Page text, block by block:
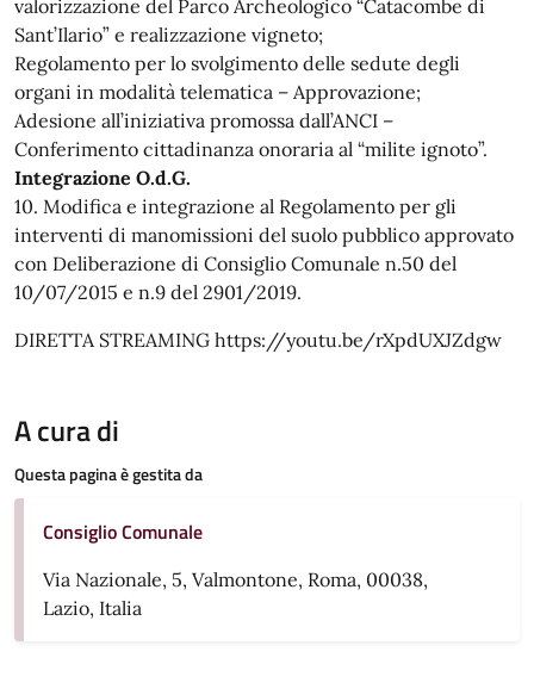
valorizzazione del Parco Archeologico “Catacombe di
Sant’Ilario” e realizzazione vigneto;
Regolamento per lo svolgimento delle sedute degli
organi in modalità telematica – Approvazione;
Adesione all’iniziativa promossa dall’ANCI –
Conferimento cittadinanza onoraria al “milite ignoto”.
Integrazione O.d.G.
10. Modifica e integrazione al Regolamento per gli
interventi di manomissioni del suolo pubblico approvato
con Deliberazione di Consiglio Comunale n.50 del
10/07/2015 e n.9 del 2901/2019.
DIRETTA STREAMING https://youtu.be/rXpdUXJZdgw
A cura di
Questa pagina è gestita da
Consiglio Comunale
Via Nazionale, 5, Valmontone, Roma, 00038,
Lazio, Italia